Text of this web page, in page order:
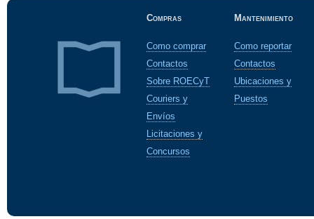
Compras
Como comprar
Contactos
Sobre ROECyT
Couriers y
Envíos
Licitaciones y
Concursos
Mantenimiento
Como reportar
Contactos
Ubicaciones y
Puestos